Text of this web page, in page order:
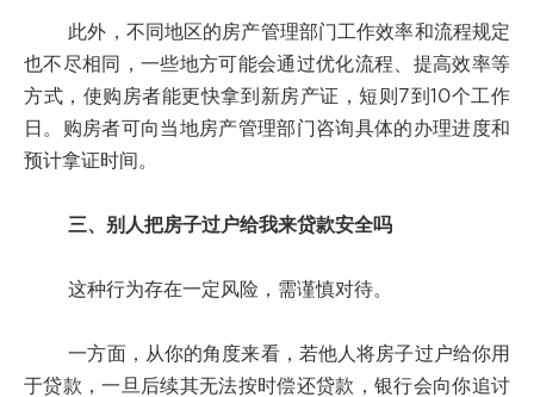
此外，不同地区的房产管理部门工作效率和流程规定
也不尽相同，一些地方可能会通过优化流程、提高效率等
方式，使购房者能更快拿到新房产证，短则7到10个工作
日。购房者可向当地房产管理部门咨询具体的办理进度和
预计拿证时间。
三、别人把房子过户给我来贷款安全吗
这种行为存在一定风险，需谨慎对待。
一方面，从你的角度来看，若他人将房子过户给你用
于贷款，一旦后续其无法按时偿还贷款，银行会向你追讨